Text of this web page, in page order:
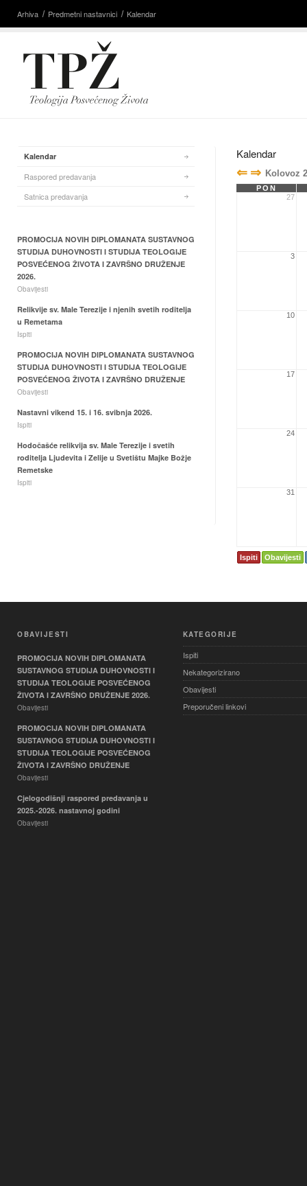
Arhiva Predmetni nastavnici Kalendar
Kalendar
⇐ ⇒ Kolovoz
PON
27
3
10
17
24
31
Ispiti Obavijesti
Kalendar
Raspored predavanja
Satnica predavanja
PROMOCIJA NOVIH DIPLOMANATA SUSTAVNOG
STUDIJA DUHOVNOSTI I STUDIJA TEOLOGIJE
POSVEĆENOG ŽIVOTA I ZAVRŠNO DRUŽENJE
2026.
Obavijesti
Relikvije sv. Male Terezije i njenih svetih roditelja
u Remetama
Ispiti
PROMOCIJA NOVIH DIPLOMANATA SUSTAVNOG
STUDIJA DUHOVNOSTI I STUDIJA TEOLOGIJE
POSVEĆENOG ŽIVOTA I ZAVRŠNO DRUŽENJE
Obavijesti
Nastavni vikend 15. i 16. svibnja 2026.
Ispiti
Hodočašće relikvija sv. Male Terezije i svetih
roditelja Ljudevita i Zelije u Svetištu Majke Božje
Remetske
Ispiti
OBAVIJESTI
PROMOCIJA NOVIH DIPLOMANATA
SUSTAVNOG STUDIJA DUHOVNOSTI I
STUDIJA TEOLOGIJE POSVEĆENOG
ŽIVOTA I ZAVRŠNO DRUŽENJE 2026.
Obavijesti
PROMOCIJA NOVIH DIPLOMANATA
SUSTAVNOG STUDIJA DUHOVNOSTI I
STUDIJA TEOLOGIJE POSVEĆENOG
ŽIVOTA I ZAVRŠNO DRUŽENJE
Obavijesti
Cjelogodišnji raspored predavanja u
2025.-2026. nastavnoj godini
Obavijesti
KATEGORIJE
Ispiti
Nekategorizirano
Obavijesti
Preporučeni linkovi